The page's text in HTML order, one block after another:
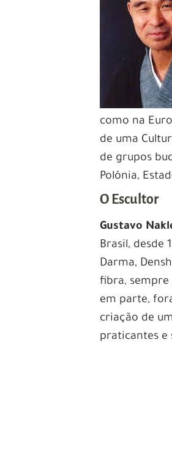
como na
de uma
de grupos
Polônia,
O Escultor
Gustavo
Brasil, desde
Darma,
fibra,
em parte,
criação de
praticantes e